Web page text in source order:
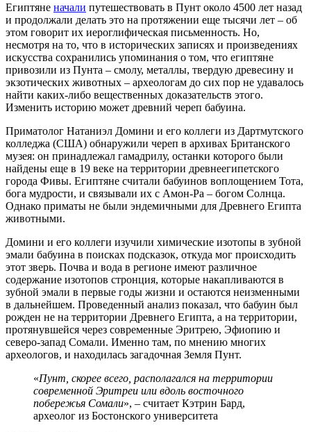
Египтяне начали путешествовать в Пунт около 4500 лет назад
и продолжали делать это на протяжении еще тысячи лет – об
этом говорит их иероглифическая письменность. Но,
несмотря на то, что в исторических записях и произведениях
искусства сохранились упоминания о том, что египтяне
привозили из Пунта – смолу, металлы, твердую древесину и
экзотических животных – археологам до сих пор не удавалось
найти каких-либо вещественных доказательств этого.
Изменить историю может древний череп бабуина.
Приматолог Натаниэл Домини и его коллеги из Дартмутского
колледжа (США) обнаружили череп в архивах Британского
музея: он принадлежал гамадрилу, останки которого были
найдены еще в 19 веке на территории древнеегипетского
города Фивы. Египтяне считали бабуинов воплощением Тота,
бога мудрости, и связывали их с Амон-Ра – богом Солнца.
Однако приматы не были эндемичными для Древнего Египта
животными.
Домини и его коллеги изучили химические изотопы в зубной
эмали бабуина в поисках подсказок, откуда мог происходить
этот зверь. Почва и вода в регионе имеют различное
содержание изотопов стронция, которые накапливаются в
зубной эмали в первые годы жизни и остаются неизменными
в дальнейшем. Проведенный анализ показал, что бабуин был
рожден не на территории Древнего Египта, а на территории,
протянувшейся через современные Эритрею, Эфиопию и
северо-запад Сомали. Именно там, по мнению многих
археологов, и находилась загадочная Земля Пунт.
«Пунт, скорее всего, располагался на территории
современной Эритреи или вдоль восточного
побережья Сомали», – считает Кэтрин Бард,
археолог из Бостонского университета